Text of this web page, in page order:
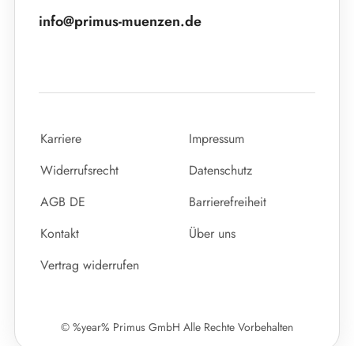
info@primus-muenzen.de
Karriere
Impressum
Widerrufsrecht
Datenschutz
AGB DE
Barrierefreiheit
Kontakt
Über uns
Vertrag widerrufen
© %year% Primus GmbH Alle Rechte Vorbehalten